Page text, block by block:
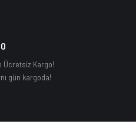
Ücretsiz Kargo!
gün kargoda!